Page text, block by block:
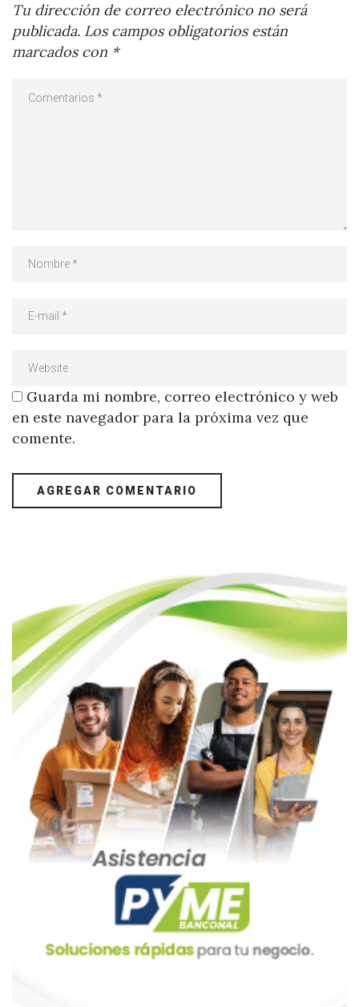
Tu dirección de correo electrónico no será
publicada. Los campos obligatorios están
marcados con *
Guarda mi nombre, correo electrónico y web
en este navegador para la próxima vez que
comente.